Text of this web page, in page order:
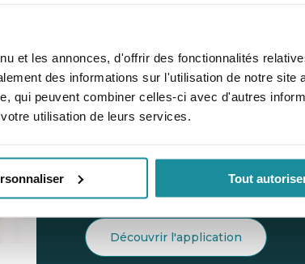
et les annonces, d'offrir des fonctionnalités
des informations sur l'utilisation de notre site
qui peuvent combiner celles-ci avec d'autres
utilisation de leurs services.
Tout
Codexial Prép
Retrouver rapidement et
préparations magistrales sur
Découvrir l'application